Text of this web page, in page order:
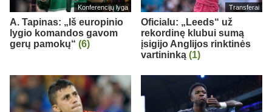
Konferencijų lyga
A. Tapinas: „Iš europinio
lygio komandos gavom
gerų pamokų“ (6)
Transferai
Oficialu: „Leeds“ už
rekordinę klubui sumą
įsigijo Anglijos rinktinės
vartininką (1)